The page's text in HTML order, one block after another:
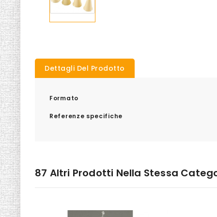
Dettagli Del Prodotto
Formato
Referenze specifiche
87 Altri Prodotti Nella Stessa